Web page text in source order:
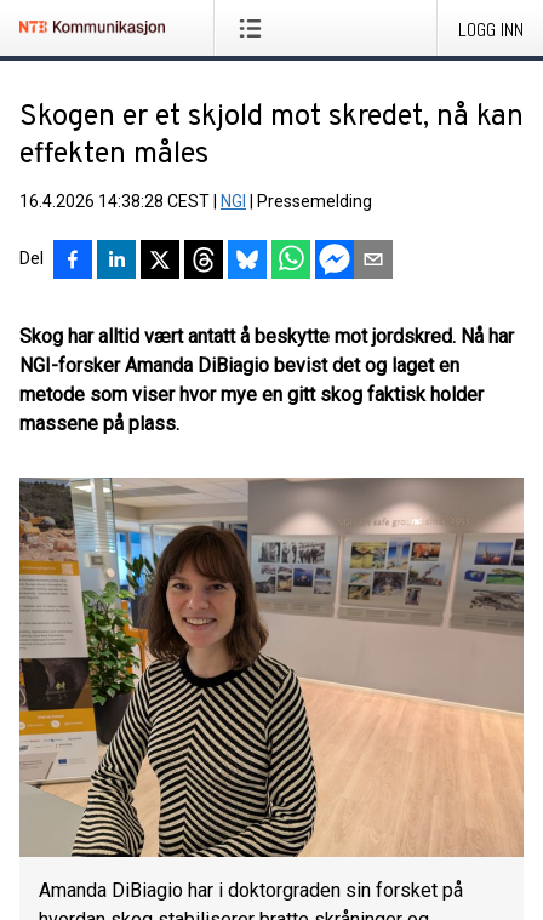
LOGG INN
Skogen er et skjold mot skredet, nå kan
effekten måles
16.4.2026 14:38:28 CEST NGI Pressemelding
Del
Skog har alltid vært antatt å beskytte mot jordskred. Nå har
NGI-forsker Amanda DiBiagio bevist det og laget en
metode som viser hvor mye en gitt skog faktisk holder
massene på plass.
Amanda DiBiagio har i doktorgraden sin forsket på